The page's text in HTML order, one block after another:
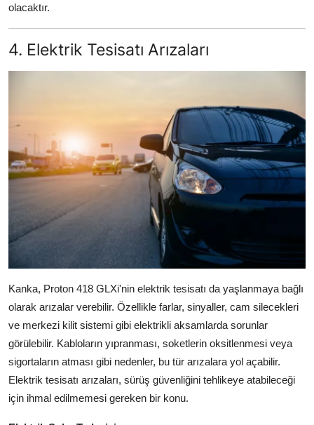
olacaktır.
4. Elektrik Tesisatı Arızaları
Kanka, Proton 418 GLXi'nin elektrik tesisatı da yaşlanmaya bağlı
olarak arızalar verebilir. Özellikle farlar, sinyaller, cam silecekleri
ve merkezi kilit sistemi gibi elektrikli aksamlarda sorunlar
görülebilir. Kabloların yıpranması, soketlerin oksitlenmesi veya
sigortaların atması gibi nedenler, bu tür arızalara yol açabilir.
Elektrik tesisatı arızaları, sürüş güvenliğini tehlikeye atabileceği
için ihmal edilmemesi gereken bir konu.